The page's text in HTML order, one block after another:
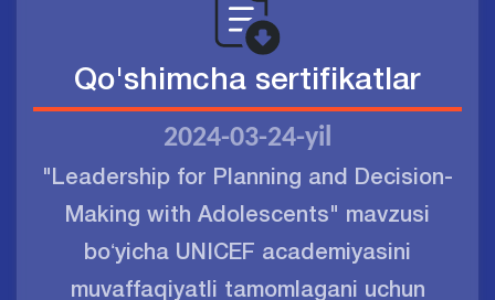
Qo'shimcha sertifikatlar
2024-03-24-yil
"Leadership for Planning and Decision-
Making with Adolescents" mavzusi
boʻyicha UNICEF academiyasini
muvaffaqiyatli tamomlagani uchun